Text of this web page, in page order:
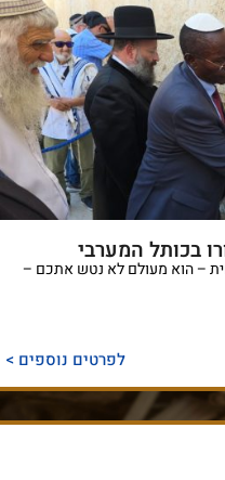
בכותל המערבי
– הוא מעולם לא נטש אתכם –
לפרטים נוספים >